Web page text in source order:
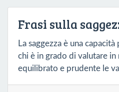
Frasi sulla
La saggezza è una
chi è in grado di valutare
equilibrato e prudente le